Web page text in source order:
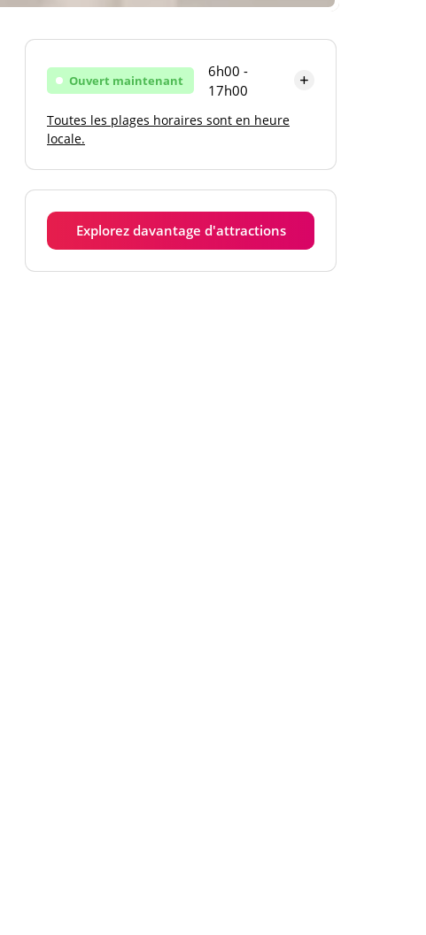
Ouvert maintenant
6h00 -
17h00
Lundi
Mardi
6h00 - 17h00
6h00 - 17h00
Vendredi
6h00 - 17h00
Toutes les plages horaires sont en heure
locale.
Explorez davantage d'attractions